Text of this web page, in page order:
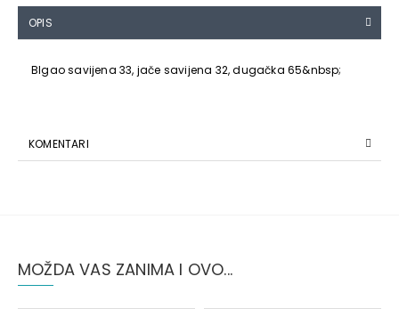
OPIS
Blgao savijena 33, jače savijena 32, dugačka 65&nbsp;
KOMENTARI
MOŽDA VAS ZANIMA I OVO...